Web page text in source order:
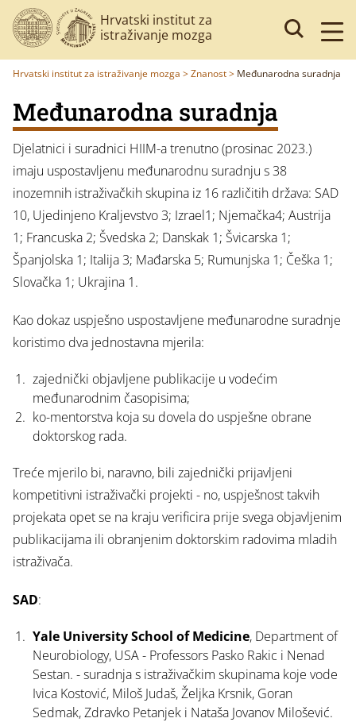
Hrvatski institut za
istraživanje mozga
Hrvatski institut za istraživanje mozga >Znanost> Međunarodna suradnja
Međunarodna suradnja
Djelatnici i suradnici HIIM-a trenutno (prosinac 2023.)
imaju uspostavljenu međunarodnu suradnju s 38
inozemnih istraživačkih skupina iz 16 različitih država: SAD
10, Ujedinjeno Kraljevstvo 3; Izrael1; Njemačka4; Austrija
1; Francuska 2; Švedska 2; Danskak 1; Švicarska 1;
Španjolska 1; Italija 3; Mađarska 5; Rumunjska 1; Češka 1;
Slovačka 1; Ukrajina 1.
Kao dokaz uspješno uspostavljene međunarodne suradnje
koristimo dva jednostavna mjerila:
zajednički objavljene publikacije u vodećim
međunarodnim časopisima;
ko-mentorstva koja su dovela do uspješne obrane
doktorskog rada.
Treće mjerilo bi, naravno, bili zajednički prijavljeni
kompetitivni istraživački projekti - no, uspješnost takvih
projekata opet se na kraju verificira prije svega objavljenim
publikacijama ili obranjenim doktorskim radovima mladih
istraživača.
SAD:
Yale University School of Medicine, Department of
Neurobiology, USA - Professors Pasko Rakic i Nenad
Sestan. - suradnja s istraživačkim skupinama koje vode
Ivica Kostović, Miloš Judaš, Željka Krsnik, Goran
Sedmak, Zdravko Petanjek i Nataša Jovanov Milošević.